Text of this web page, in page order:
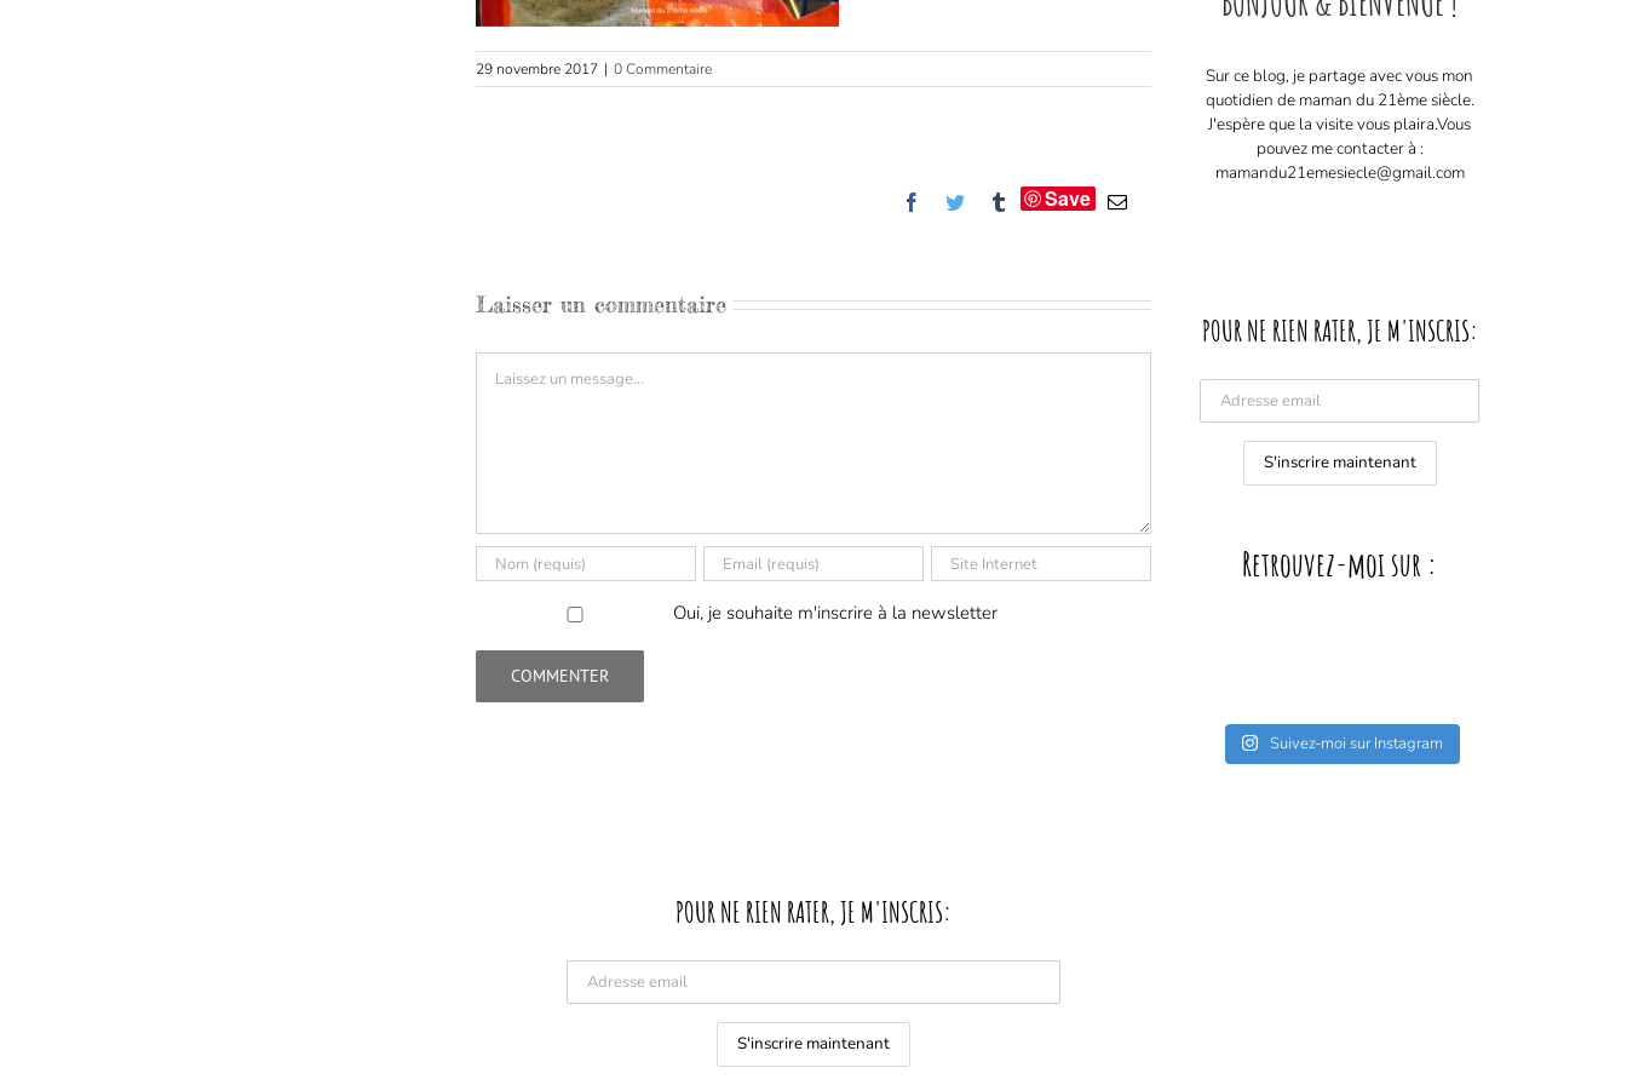
29 novembre 2017 | 0 Commentaire
Facebook
Twitter TumblrSave Email
Laisser un commentaire
Oui, je souhaite m'inscrire à la newsletter
Sur ce blog, je partage avec vous mon
quotidien de maman du 21ème siècle.
J'espère que la visite vous plaira. ​ Vous
pouvez me contacter à :
mamandu21emesiecle@gmail.com
POUR NE RIEN RATER, JE M'INSCRIS:
Retrouvez-moi sur :
Suivez-moi sur Instagram
POUR NE RIEN RATER, JE M'INSCRIS: